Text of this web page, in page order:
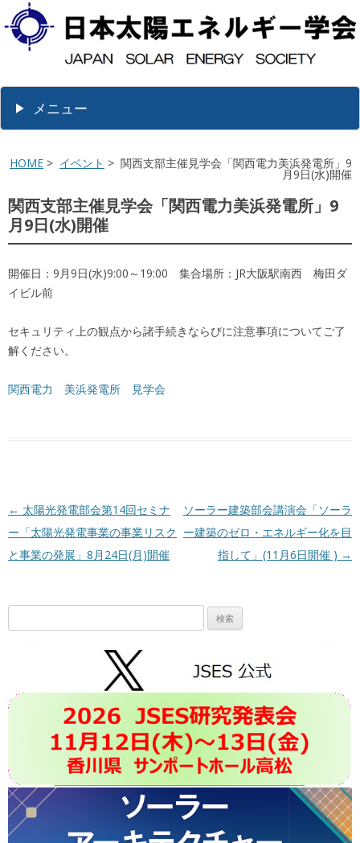
メニュー
HOME > イベント > 関西支部主催見学会「関西電力美浜発電所」9
月9日(水)開催
関西支部主催見学会「関西電力美浜発電所」9
月9日(水)開催
開催日：9月9日(水)9:00～19:00 集合場所：JR大阪駅南西 梅田ダ
イビル前
セキュリティ上の観点から諸手続きならびに注意事項についてご了
解ください。
関西電力 美浜発電所 見学会
投稿ナビゲーション
← 太陽光発電部会第14回セミナ
ー「太陽光発電事業の事業リスク
と事業の発展」8月24日(月)開催
ソーラー建築部会講演会「ソーラ
ー建築のゼロ・エネルギー化を目
指して」(11月6日開催 ) →
索: